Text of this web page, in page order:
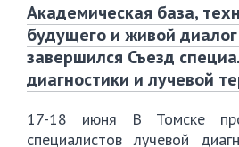
Академическая база,
будущего и живой
завершился Съезд
диагностики и лучевой
17-18 июня В Томске
специалистов лучевой